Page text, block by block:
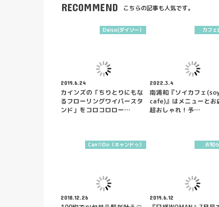
RECOMMEND こちらの記事も人気です。
Daiso(ダイソー）
2019.6.24
カインズの「ちりとりにもな
るフローリングワイパースタ
ンド」をコロコロロー…
カフェ
2022.3.4
南浦和『ソイカフェ
cafe)』はメニューとお
超おしゃれ！予…
Can☆Do（キャンドゥ）
2018.12.26
お知
2019.6.12